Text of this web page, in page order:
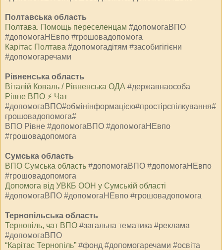
Полтавська область
Полтава. Помощь переселенцам #допомогаВПО
#допомогаНЕвпо #грошовадопомога
Карітас Полтава #допомогадітям #засобигігієни
#допомогаречами
Рівненська область
Віталій Коваль / Рівненська ОДА #державнаособа
Рівне ВПО ⚡️ Чат
#допомогаВПО#обмінінформацією#простірспілкування#
грошовадопомога#
ВПО Рівне #допомогаВПО #допомогаНЕвпо
#грошовадопомога
Сумська область
ВПО Сумська область #допомогаВПО #допомогаНЕвпо
#грошовадопомога
Допомога від УВКБ ООН у Сумській області
#допомогаВПО #допомогаНЕвпо #грошовадопомога
Тернопільська область
Тернопіль, чат ВПО #загальна тематика #реклама
#допомогаВПО
“Карітас Тернопіль” #фонд #допомогаречами #освіта